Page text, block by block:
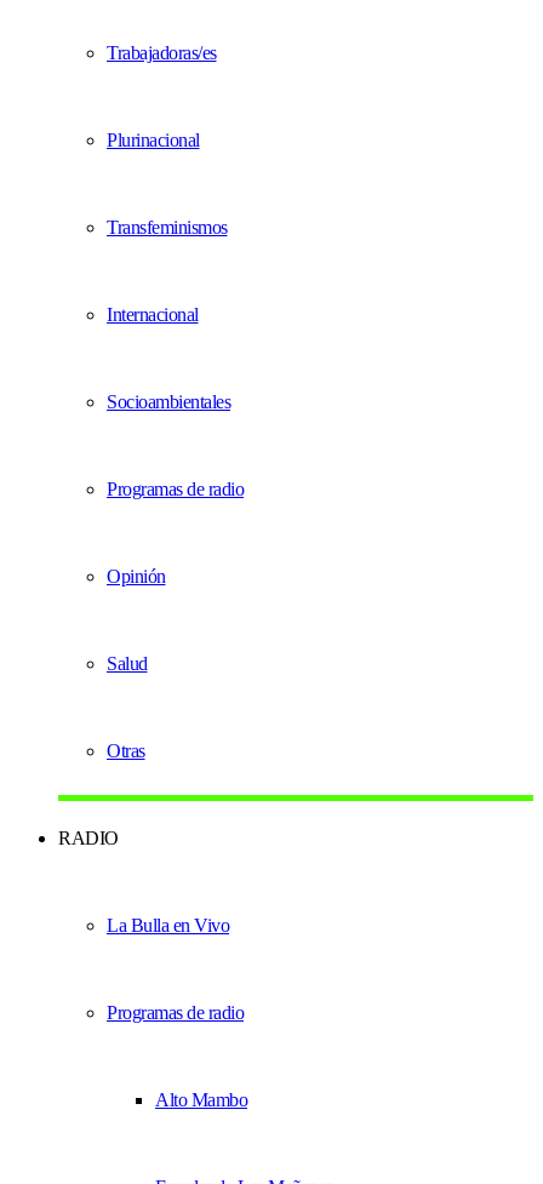
Trabajadoras/es
Plurinacional
Transfeminismos
Internacional
Socioambientales
Programas de radio
Opinión
Salud
Otras
RADIO
La Bulla en Vivo
Programas de radio
Alto Mambo